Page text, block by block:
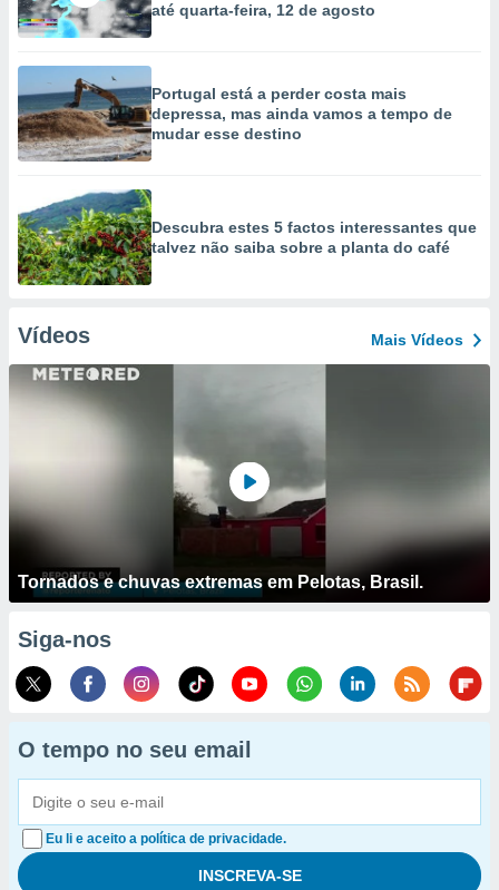
até quarta-feira, 12 de agosto
Portugal está a perder costa mais
depressa, mas ainda vamos a tempo de
mudar esse destino
Descubra estes 5 factos interessantes que
talvez não saiba sobre a planta do café
Vídeos Mais Vídeos
Tornados e chuvas extremas em Pelotas, Brasil.
Siga-nos
O tempo no seu email
Eu li e aceito a política de privacidade.